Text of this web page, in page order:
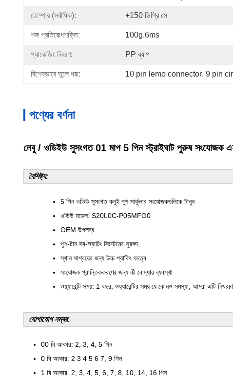
টেম্পোর (সর্বাধিক): +150 ডিগ্রি সে
শক প্রতিরোধশক্তি: 100g.6ms
প্যাকেজিং বিবরণ: PP ব্যাগ
বিশেষভাবে তুলে ধরা: 10 pin lemo connector, 9 pin
পণ্যের বর্ণনা
লেবু / ওডিইউ সুসংগত 01 মাপ 5 পিন স্ট্রাইঘাট পুরুষ
বৈশিষ্ট্য:
5 পিন ওডিউ সুসংগত কনুই পুশ সার্কুলার সংযোজকগুলিকে টানুন
ওডিউ মডেল: S20L0C-P05MFG0
OEM উপলব্ধ
পুশ-টান স্ব-ল্যাচিং সিস্টেমের সুরক্ষা;
স্থান সাশ্রয়ের জন্য উচ্চ প্যাকিং ঘনত্ব
সংযোজক প্রান্তিককরণের জন্য কী বোদ্ধার ব্যবস্থা
ওয়্যারেন্টি সময়: 1 বছর, ওয়্যারেন্টির সময় যে কোনও সমস্যা, আমরা এটি
যোগাযোগ নম্বর:
00 বি আকার: 2, 3, 4, 5 পিন
0 বি আকার: 2 3 4 5 6 7, 9 পিন
1 বি আকার: 2, 3, 4, 5, 6, 7, 8, 10, 14, 16 পিন